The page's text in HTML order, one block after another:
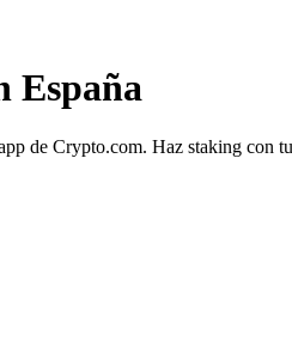
España
de Crypto.com. Haz staking con